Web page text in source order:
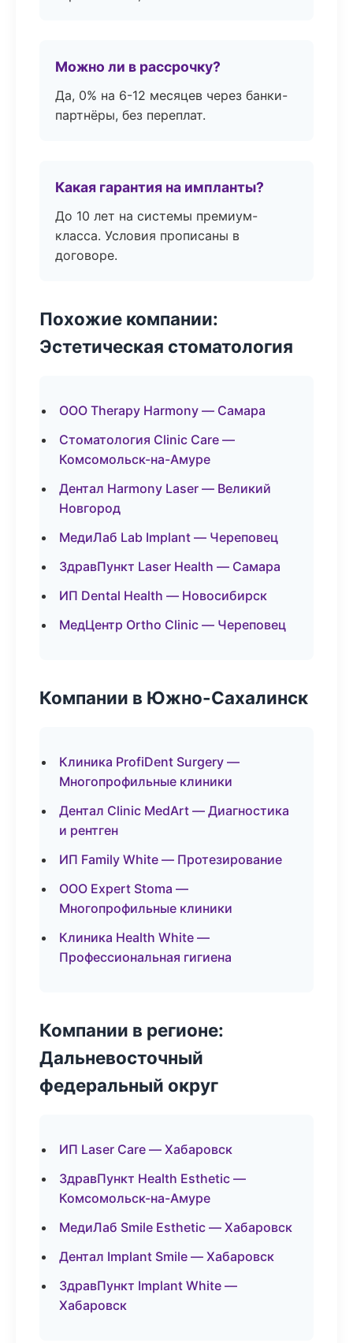
Можно ли в рассрочку?
Да, 0% на 6-12 месяцев через банки-
партнёры, без переплат.
Какая гарантия на импланты?
До 10 лет на системы премиум-
класса. Условия прописаны в
договоре.
Похожие компании:
Эстетическая стоматология
ООО Therapy Harmony — Самара
Стоматология Clinic Care —
Комсомольск-на-Амуре
Дентал Harmony Laser — Великий
Новгород
МедиЛаб Lab Implant — Череповец
ЗдравПункт Laser Health — Самара
ИП Dental Health — Новосибирск
МедЦентр Ortho Clinic — Череповец
Компании в Южно-Сахалинск
Клиника ProfiDent Surgery —
Многопрофильные клиники
Дентал Clinic MedArt — Диагностика
и рентген
ИП Family White — Протезирование
ООО Expert Stoma —
Многопрофильные клиники
Клиника Health White —
Профессиональная гигиена
Компании в регионе:
Дальневосточный
федеральный округ
ИП Laser Care — Хабаровск
ЗдравПункт Health Esthetic —
Комсомольск-на-Амуре
МедиЛаб Smile Esthetic — Хабаровск
Дентал Implant Smile — Хабаровск
ЗдравПункт Implant White —
Хабаровск